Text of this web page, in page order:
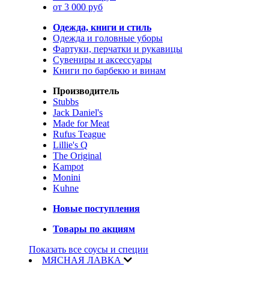
от 3 000 руб
Одежда, книги и стиль
Одежда и головные уборы
Фартуки, перчатки и рукавицы
Сувениры и аксессуары
Книги по барбекю и винам
Производитель
Stubbs
Jack Daniel's
Made for Meat
Rufus Teague
Lillie's Q
The Original
Kampot
Monini
Kuhne
Новые поступления
Товары по акциям
Показать все соусы и специи
МЯСНАЯ ЛАВКА